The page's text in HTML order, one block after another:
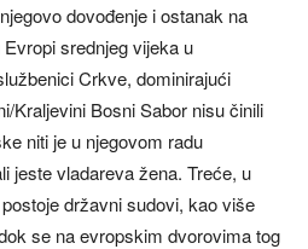
dovođenje i ostanak na
srednjeg vijeka u
Crkve, dominirajući
Kraljevini Bosni Sabor nisu činili
niti je u njegovom radu
jeste vladareva žena. Treće, u
državni sudovi, kao više
se na evropskim dvorovima tog